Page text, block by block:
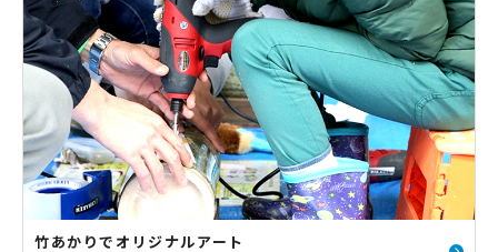
竹あかりでオリジナルアート